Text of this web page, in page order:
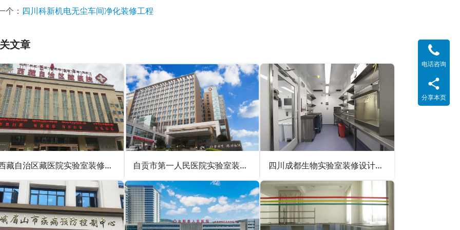
个： 四川科新机电无尘车间净化装修工程
文章
西藏自治区藏医院实验室装修设计 自贡市第一人民医院实验室装修设计案例 四川成都生物实验室装修设计案例
电话咨询
分享本页